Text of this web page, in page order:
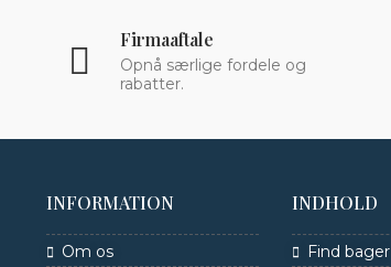
Firmaaftale
Opnå særlige fordele og
rabatter.
INFORMATION
Om os
INDHOLD
Find bager